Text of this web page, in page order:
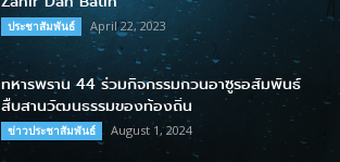
ประชาสัมพันธ์ April 22, 2023
ทหารพราน 44 ร่วมกิจกรรมกวนอาซูรอสัมพันธ์
สืบสานวัฒนธรรมของท้องถิ่น
ข่าวประชาสัมพันธ์ August 1, 2024